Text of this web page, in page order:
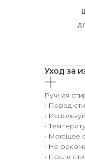
Уход за
Ручная
• Перед
•
•
• Моющее
• Не
• После